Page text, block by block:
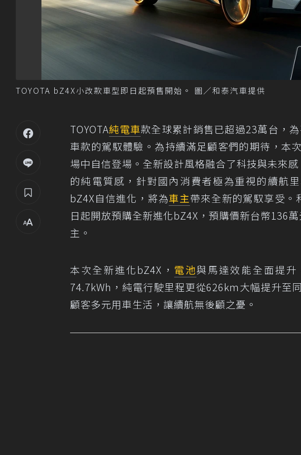
TOYOTA bZ4X小改款車型即日起預售開始。 圖／和泰汽車提供
TOYOTA純電車款全球累計銷售已超過23萬台，
車款的駕馭體驗。為持續滿足顧客們的期待，本次
場中自信登場。全新設計風格融合了科技與未來
的純電質感，針對國內消費者極為重視的續航
bZ4X自信進化，將為車主帶來全新的駕馭享受。
日起開放預購全新進化bZ4X，預購價新台幣136
主。
本次全新進化bZ4X， 電池與馬達效能全面提
74.7kWh，純電行駛里程更從626km大幅提升至
顧客多元用車生活，讓續航無後顧之憂。